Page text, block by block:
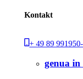
Kontakt
+ 49 89
genua in